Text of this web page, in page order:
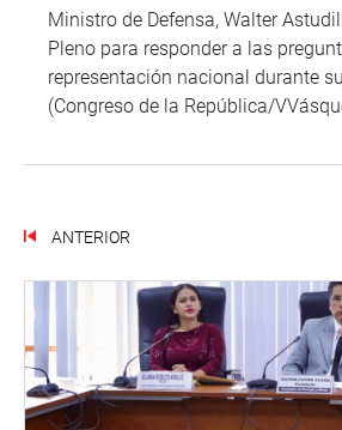
Ministro de Defensa, Walter
Pleno para responder a las
representación nacional durante
(Congreso de la República/
ANTERIOR